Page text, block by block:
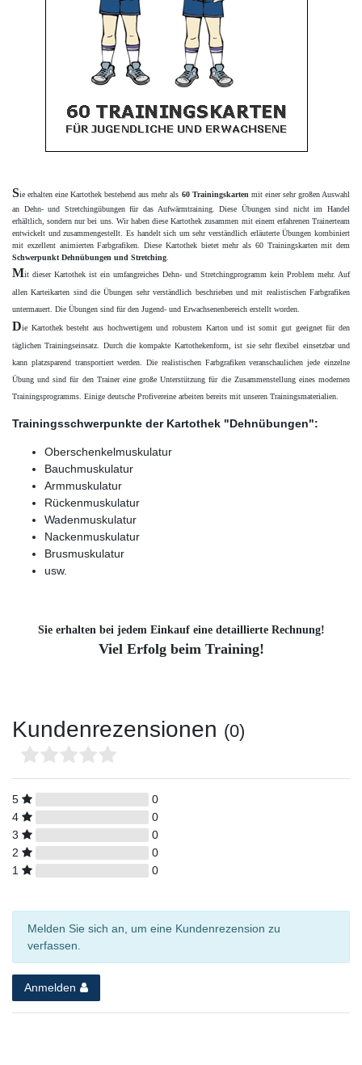
Sie erhalten eine Kartothek bestehend aus mehr als 60 Trainingskartenmit einer sehr großen Auswahl
an Dehn- und Stretchingübungenfür das Aufwärmtraining. Diese Übungen sind nicht im Handel
erhältlich, sondern nur bei uns. Wir haben diese Kartothek zusammen mit einem erfahrenen Trainerteam
entwickelt und zusammengestellt. Es handelt sich um sehr verständlich erläuterte Übungen kombiniert
mit exzellent animierten Farbgrafiken. Diese Kartothek bietetmehr als 60 Trainingskarten mit dem
Schwerpunkt Dehnübungen und Stretching.
Mit dieser Kartothek ist ein umfangreiches Dehn- und Stretchingprogramm kein Problem mehr. Auf
allen Karteikarten sind die Übungen sehr verständlich beschrieben und mit realistischen Farbgrafiken
untermauert. Die Übungen sind für den Jugend- und Erwachsenenbereich erstellt worden.
Die Kartothek besteht aus hochwertigem und robustem Karton und ist somit gut geeignet für den
täglichen Trainingseinsatz. Durch die kompakte Kartothekenform, ist sie sehr flexibel einsetzbar und
kann platzsparend transportiert werden. Die realistischen Farbgrafiken veranschaulichen jede einzelne
Übung und sind für den Trainer eine große Unterstützung für die Zusammenstellung eines modernen
Trainingsprogramms. Einige deutsche Profivereine arbeiten bereits mit unseren Trainingsmaterialien.
Trainingsschwerpunkte der Kartothek "Dehnübungen":
Oberschenkelmuskulatur
Bauchmuskulatur
Armmuskulatur
Rückenmuskulatur
Wadenmuskulatur
Nackenmuskulatur
Brusmuskulatur
usw.
Sie erhalten bei jedem Einkauf eine detaillierte Rechnung!
Viel Erfolg beim Training!
Kundenrezensionen (0)
5
0
4
0
3
0
2
0
1
0
Melden Sie sich an, um eine Kundenrezension zu
verfassen.
Anmelden